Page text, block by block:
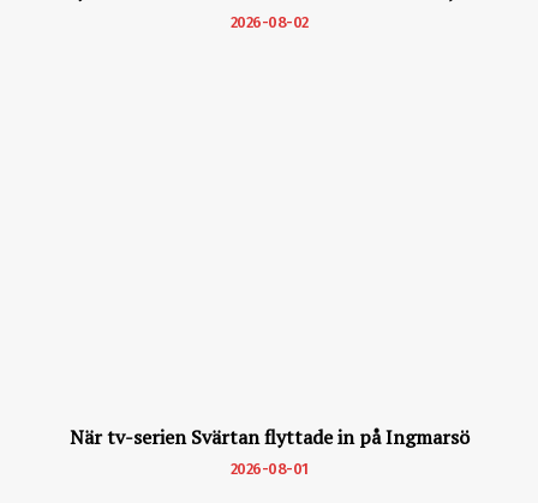
2026-08-02
När tv-serien Svärtan flyttade in på Ingmarsö
2026-08-01